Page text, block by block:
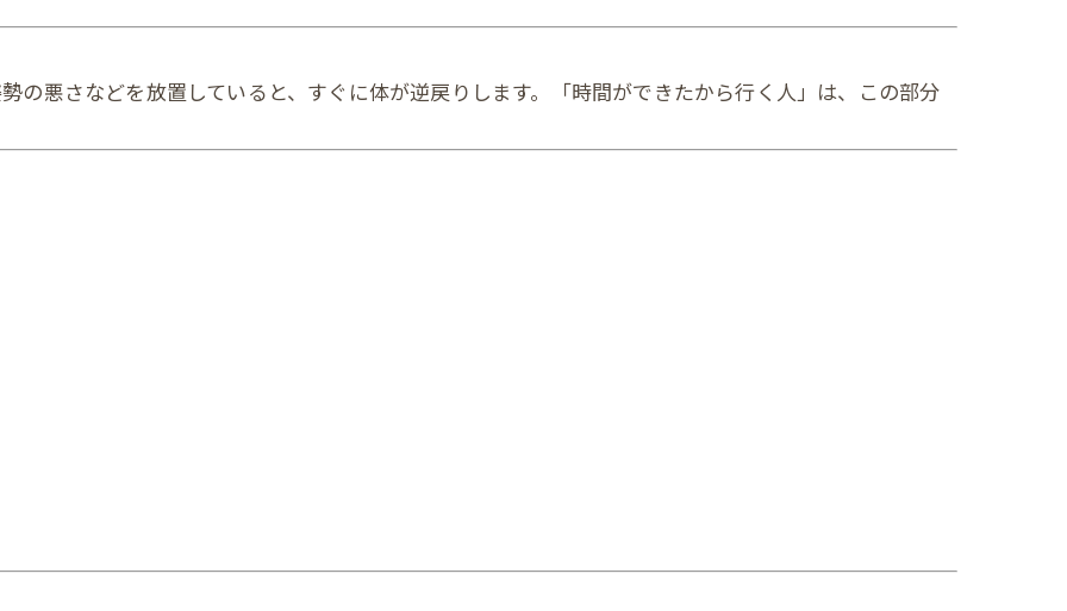
の悪さなどを放置していると、すぐに体が逆戻りします。「時間ができたから行く人」は、この部分